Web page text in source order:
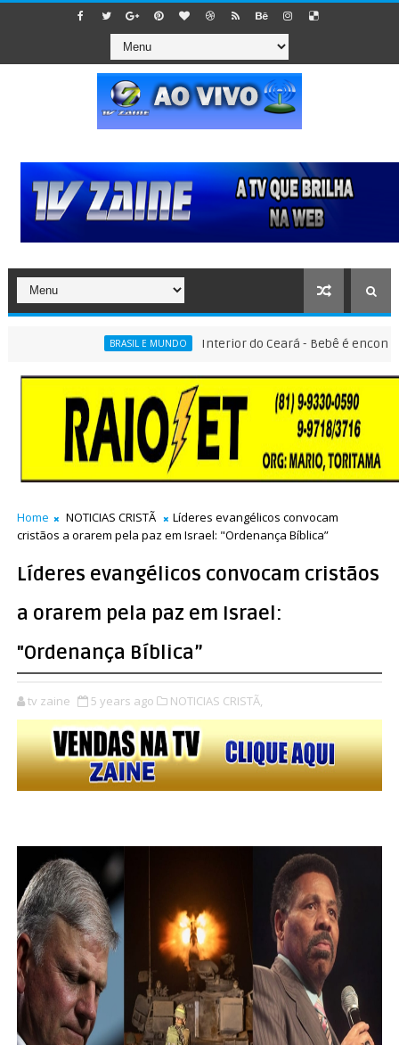
BRASIL E MUNDO Interior do Ceará - Bebê é encontrado
Home NOTICIAS CRISTÃ
Líderes evangélicos convocam
cristãos a orarem pela paz em Israel: "Ordenança Bíblica”
Líderes evangélicos convocam cristãos
a orarem pela paz em Israel:
"Ordenança Bíblica”
tv zaine 5 years ago NOTICIAS CRISTÃ,